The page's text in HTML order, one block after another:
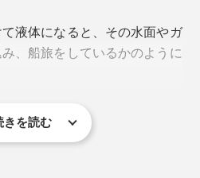
液体になると、その水面やガ
、船旅をしているかのように
きを読む